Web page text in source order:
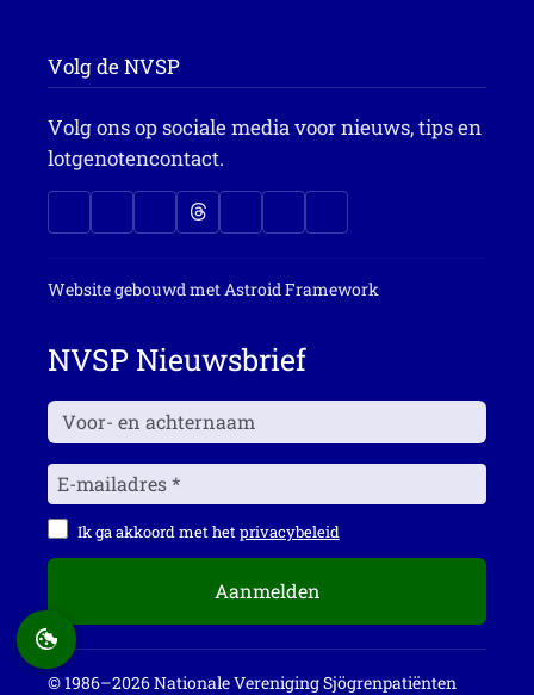
Volg de NVSP
Volg ons op sociale media voor nieuws, tips en
lotgenotencontact.
Website gebouwd met Astroid Framework
NVSP Nieuwsbrief
Ik ga akkoord met hetprivacybeleid
Aanmelden
© 1986–2026 Nationale Vereniging Sjögrenpatiënten